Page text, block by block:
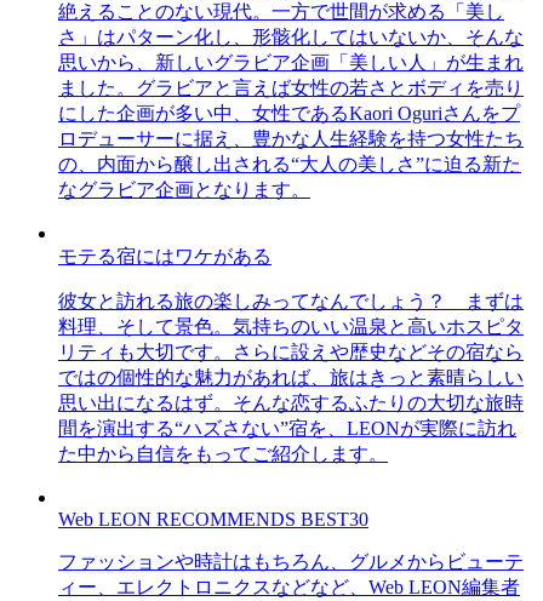
絶えることのない現代。一方で世間が求める「美し
さ」はパターン化し、形骸化してはいないか、そんな
思いから、新しいグラビア企画「美しい人」が生まれ
ました。グラビアと言えば女性の若さとボディを売り
にした企画が多い中、女性であるKaori Oguriさんをプ
ロデューサーに据え、豊かな人生経験を持つ女性たち
の、内面から醸し出される“大人の美しさ”に迫る新た
なグラビア企画となります。
モテる宿にはワケがある
彼女と訪れる旅の楽しみってなんでしょう？ まずは
料理、そして景色。気持ちのいい温泉と高いホスピタ
リティも大切です。さらに設えや歴史などその宿なら
ではの個性的な魅力があれば、旅はきっと素晴らしい
思い出になるはず。そんな恋するふたりの大切な旅時
間を演出する“ハズさない”宿を、LEONが実際に訪れ
た中から自信をもってご紹介します。
Web LEON RECOMMENDS BEST30
ファッションや時計はもちろん、グルメからビューテ
ィー、エレクトロニクスなどなど、Web LEON編集者